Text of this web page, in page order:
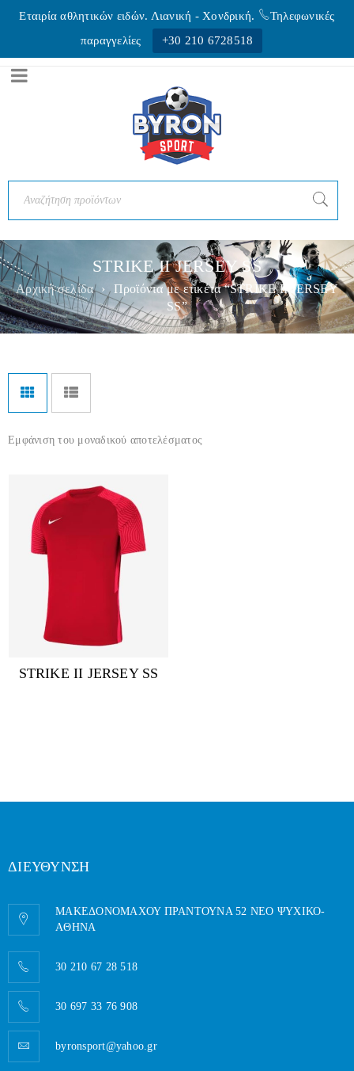
Εταιρία αθλητικών ειδών. Λιανική - Xονδρική.
Τηλεφωνικές
παραγγελίες
+30 210 6728518
STRIKE II JERSEY SS
Αρχική σελίδα ›
Προϊόντα με ετικέτα “STRIKE II JERSEY
SS”
Εμφάνιση του μοναδικού αποτελέσματος
STRIKE II JERSEY SS
ΔΙΕΥΘΥΝΣΗ
ΜΑΚΕΔΟΝΟΜΑΧΟΥ ΠΡΑΝΤΟΥΝΑ 52 ΝΕΟ ΨΥΧΙΚΟ-
AΘΗΝΑ
30 210 67 28 518
30 697 33 76 908
byronsport@yahoo.gr